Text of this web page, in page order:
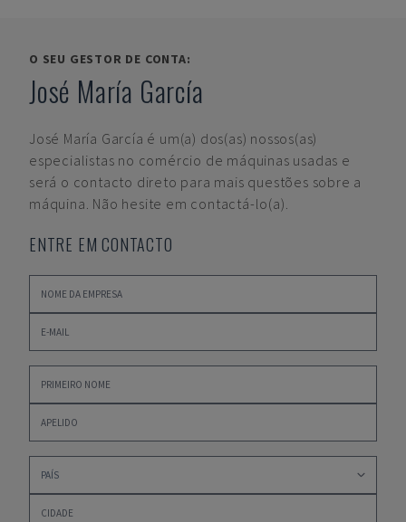
O SEU GESTOR DE CONTA:
José María García
José María García é um(a) dos(as) nossos(as)
especialistas no comércio de máquinas usadas e
será o contacto direto para mais questões sobre a
máquina. Não hesite em contactá-lo(a).
ENTRE EM CONTACTO